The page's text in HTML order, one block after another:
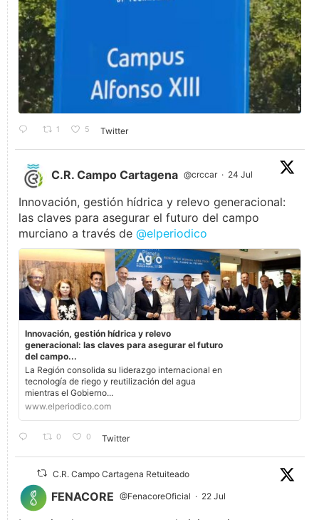
1 5 Twitter
C.R. Campo Cartagena @crccar · 24 Jul
Innovación, gestión hídrica y relevo generacional:
las claves para asegurar el futuro del campo
murciano a través de @elperiodico
Innovación, gestión hídrica y relevo
generacional: las claves para asegurar el futuro
del campo...
La Región consolida su liderazgo internacional en
tecnología de riego y reutilización del agua
mientras el Gobierno...
www.elperiodico.com
0 0 Twitter
C.R. Campo Cartagena Retuiteado
FENACORE @FenacoreOficial · 22 Jul